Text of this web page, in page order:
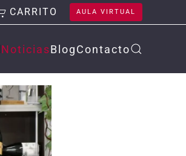
CARRITO AULA VIRTUAL
NoticiasBlogContacto